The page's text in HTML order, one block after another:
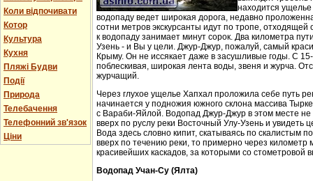
Коли відпочивати
Котор
Культура
Кухня
Пляжі Будви
Події
Природа
Телебачення
Телефонний зв'язок
Ціни
находится
водопаду ведет широкая дорога, недавно
сотни метров экскурсанты идут по тропе, отходящей
к водопаду занимает минут сорок. Два километра
Узень - и Вы у цели. Джур-Джур, пожалуй, самый
Крыму. Он не иссякает даже в засушливые годы. С
поблескивая, широкая лента воды, звеня и журча.
журчащий.
Через глухое ущелье Хапхал проложила себе путь
начинается у подножия южного склона массива
с Вараби-Яйлой. Водопад Джур-Джур в этом месте
вверх по руслу реки Восточный Улу-Узень и увидеть
Вода здесь словно кипит, скатываясь по скалистым
вверх по течению реки, то примерно через километр
красивейших каскадов, за которыми со стометровой
Водопад Учан-Су (Ялта)